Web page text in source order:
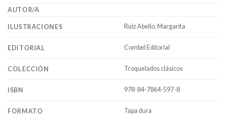
AUTOR/A
ILUSTRACIONES Ruiz Abello, Margarita
EDITORIAL Combel Editorial
COLECCIÓN Troquelados clásicos
ISBN 978-84-7864-597-8
FORMATO Tapa dura